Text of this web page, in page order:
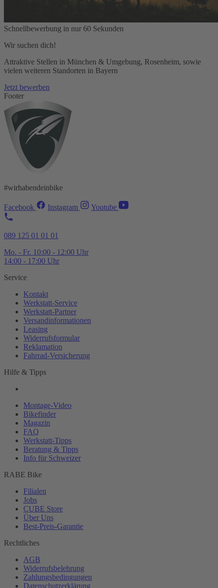
Schnellbewerbung in nur 60 Sekunden
Wir suchen dich!
Attraktive Stellen in München & Umgebung, Rosenheim, sowie
vielen weiteren Standorten in Bayern
Jetzt bewerben
Footer
#wirhabendeinbike
Facebook Instagram Youtube
089 125 01 01 01
Mo. - Fr. 10:00 - 12:00 Uhr
14:00 - 17:00 Uhr
Service
Kontakt
Werkstatt-Service
Werkstatt-Partner
Versandinformationen
Leasing
Widerrufsformular
Reklamation
Fahrrad-Versicherung
Hilfe & Tipps
Montage-Video
Bikefinder
Magazin
FAQ
Werkstatt-Tipps
Beratung & Tipps
Info für Schweizer
RABE Bike
Filialen
Jobs
CUBE Store
Über Uns
Best-Preis-Garantie
Rechtliches
AGB
Widerrufsbelehrung
Zahlungsbedingungen
Datenschutzerklärung